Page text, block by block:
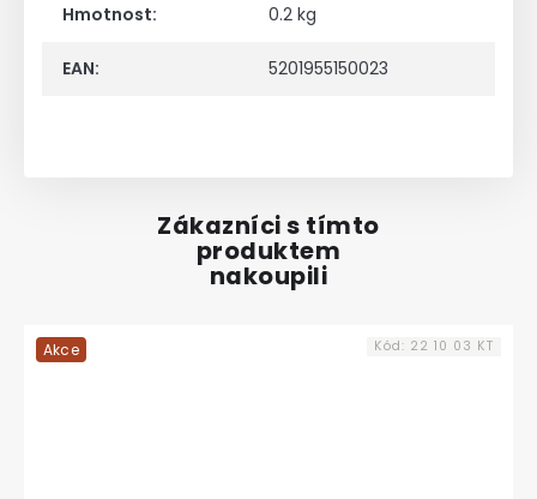
Hmotnost: 0.2 kg
EAN: 5201955150023
Zákazníci s tímto
produktem
nakoupili
Akce Kód: 22 10 03 KT